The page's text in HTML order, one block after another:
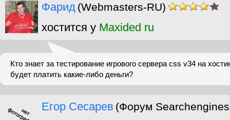
Фарид (Webmasters-RU)
хостится у Maxided ru
Кто знает за тестирование игрового сервера css v34 на
будет платить какие-либо деньги?
Егор Сесарев (Форум